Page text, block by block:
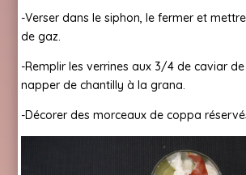
-Verser dans le siphon, le fermer et
de gaz.
-Remplir les verrines aux 3/4 de caviar
napper de chantilly à la grana.
-Décorer des morceaux de coppa